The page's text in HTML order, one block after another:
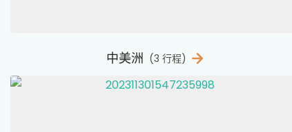
中美洲 (3 行程)